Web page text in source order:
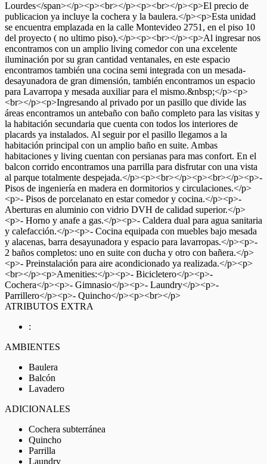
Lourdes</span></p><p><br></p><p><br></p><p>El precio de
publicacion ya incluye la cochera y la baulera.</p><p>Esta unidad
se encuentra emplazada en la calle Montevideo 2751, en el piso 10
del proyecto ( no ultimo piso).</p><p><br></p><p>Al ingresar nos
encontramos con un amplio living comedor con una excelente
iluminación por su gran cantidad ventanales, en este espacio
encontramos también una cocina semi integrada con un mesada-
desayunadora de gran dimensión, también encontramos un espacio
para Lavarropa y mesada auxiliar para el mismo.&nbsp;</p><p>
<br></p><p>Ingresando al privado por un pasillo que divide las
áreas encontramos un antebaño con baño completo para las visitas y
la habitación secundaria que cuenta con todos los interiores de
placards ya instalados. Al seguir por el pasillo llegamos a la
habitación principal con un amplio baño en suite. Ambas
habitaciones y living cuentan con persianas para mas confort. En el
balcon corrido encontramos una parrilla para disfrutar con una vista
al parque totalmente despejada.</p><p><br></p><p><br></p><p>-
Pisos de ingeniería en madera en dormitorios y circulaciones.</p>
<p>- Pisos de porcelanato en estar comedor y cocina.</p><p>-
Aberturas en aluminio con vidrio DVH de calidad superior.</p>
<p>- Horno y anafe a gas.</p><p>- Caldera dual para agua sanitaria
y calefacción.</p><p>- Cocina equipada con muebles bajo mesada
y alacenas, barra desayunadora y espacio para lavarropas.</p><p>-
2 baños completos: uno en suite con ducha y otro con bañera.</p>
<p>- Preinstalación para aire acondicionado ya realizada.</p><p>
<br></p><p>Amenities:</p><p>- Bicicletero</p><p>-
Cochera</p><p>- Gimnasio</p><p>- Laundry</p><p>-
Parrillero</p><p>- Quincho</p><p><br></p>
ATRIBUTOS EXTRA
:
AMBIENTES
Baulera
Balcón
Lavadero
ADICIONALES
Cochera subterránea
Quincho
Parrilla
Laundry